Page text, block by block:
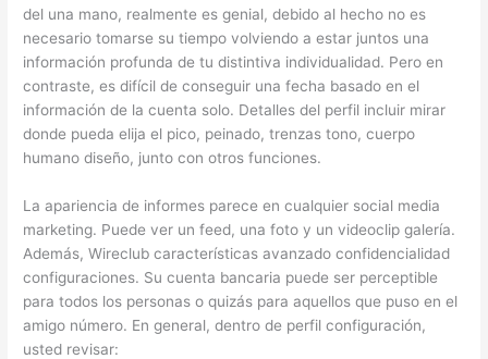
del una mano, realmente es genial, debido al hecho no es
necesario tomarse su tiempo volviendo a estar juntos una
información profunda de tu distintiva individualidad. Pero en
contraste, es difícil de conseguir una fecha basado en el
información de la cuenta solo. Detalles del perfil incluir mirar
donde pueda elija el pico, peinado, trenzas tono, cuerpo
humano diseño, junto con otros funciones.
La apariencia de informes parece en cualquier social media
marketing. Puede ver un feed, una foto y un videoclip galería.
Además, Wireclub características avanzado confidencialidad
configuraciones. Su cuenta bancaria puede ser perceptible
para todos los personas o quizás para aquellos que puso en el
amigo número. En general, dentro de perfil configuración,
usted revisar: